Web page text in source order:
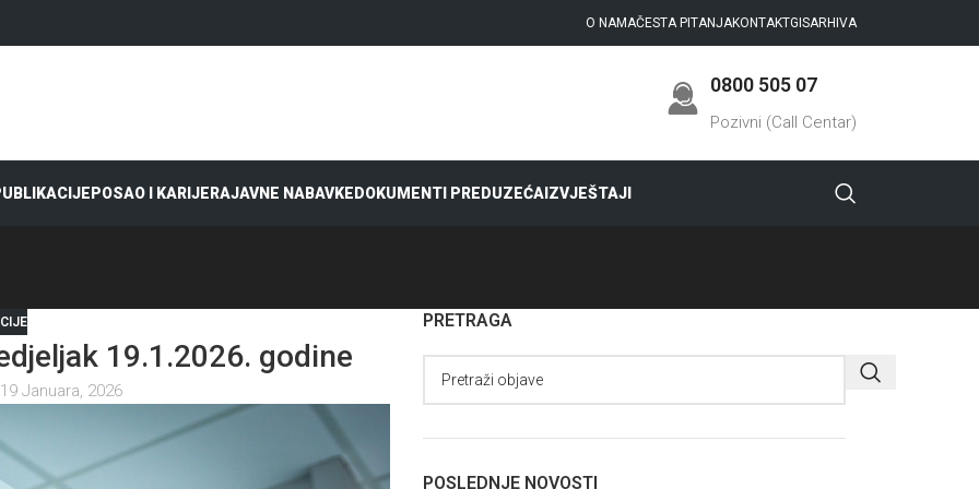
O NAMAČESTA PITANJAKONTAKTGISARHIVA
0800 505 07
Pozivni (Call Centar)
POSAO I KARIJERAJAVNE NABAVKEDOKUMENTI PREDUZEĆAIZVJEŠTAJI
19.1.2026. godine
Januara, 2026
PRETRAGA
POSLEDNJE NOVOSTI